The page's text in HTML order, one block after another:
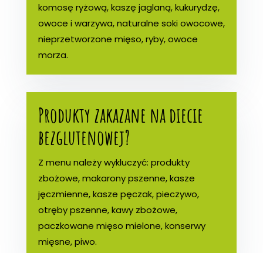
komosę ryżową, kaszę jaglaną, kukurydzę,
owoce i warzywa, naturalne soki owocowe,
nieprzetworzone mięso, ryby, owoce
morza.
Produkty zakazane na diecie
bezglutenowej?
Z menu należy wykluczyć: produkty
zbożowe, makarony pszenne, kasze
jęczmienne, kasze pęczak, pieczywo,
otręby pszenne, kawy zbożowe,
paczkowane mięso mielone, konserwy
mięsne, piwo.